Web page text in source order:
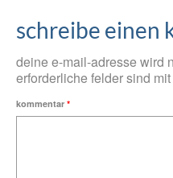
schreibe einen
deine e-mail-adresse wird
erforderliche felder sind mit
kommentar *